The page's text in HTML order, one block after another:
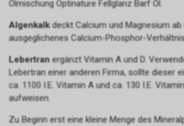
Ölmischung Optinature Fellglanz Barf Öl.
Algenkalkdeckt Calcium und Magnesium
ausgeglichenes Calcium-Phosphor-
Lebertran ergänzt Vitamin A und D.
Lebertran einer anderen Firma, sollte dieser
ca. 1100 I.E. Vitamin A und ca. 130 I.E.
aufweisen.
Zu Beginn erst eine kleine Menge des